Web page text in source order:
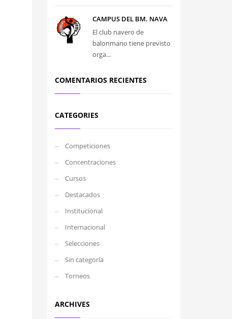
CAMPUS DEL BM. NAVA
El club navero de
balonmano tiene previsto
orga...
COMENTARIOS RECIENTES
CATEGORIES
Competiciones
Concentraciones
Cursos
Destacados
Institucional
Internacional
Selecciones
Sin categoría
Torneos
ARCHIVES